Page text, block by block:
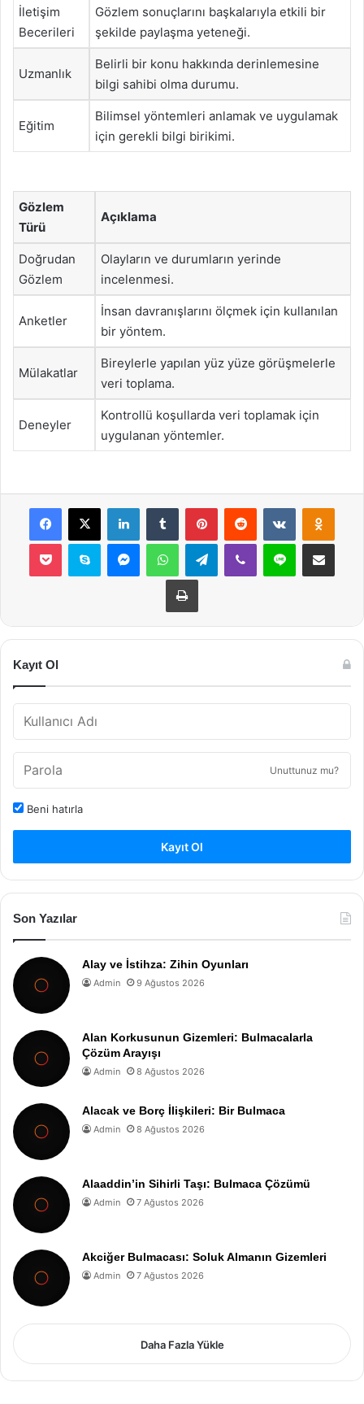
İletişim
Becerileri
Gözlem sonuçlarını başkalarıyla etkili bir
şekilde paylaşma yeteneği.
Uzmanlık
Belirli bir konu hakkında derinlemesine
bilgi sahibi olma durumu.
Eğitim
Bilimsel yöntemleri anlamak ve uygulamak
için gerekli bilgi birikimi.
Gözlem
Türü
Açıklama
Doğrudan
Gözlem
Olayların ve durumların yerinde
incelenmesi.
Anketler
İnsan davranışlarını ölçmek için kullanılan
bir yöntem.
Mülakatlar
Bireylerle yapılan yüz yüze görüşmelerle
veri toplama.
Deneyler
Kontrollü koşullarda veri toplamak için
uygulanan yöntemler.
Facebook
X LinkedInTumblr PinterestReddit VKontakte
Pocket Skype MessengerWhatsAppTelegramViber Line E-Posta ile
Yazdır
Kayıt Ol
Unuttunuz mu?
Beni hatırla
Kayıt Ol
Son Yazılar
Alay ve İstihza: Zihin Oyunları
Admin 9 Ağustos 2026
Alan Korkusunun Gizemleri: Bulmacalarla
Çözüm Arayışı
Admin 8 Ağustos 2026
Alacak ve Borç İlişkileri: Bir Bulmaca
Admin 8 Ağustos 2026
Alaaddin’in Sihirli Taşı: Bulmaca Çözümü
Admin 7 Ağustos 2026
Akciğer Bulmacası: Soluk Almanın Gizemleri
Admin 7 Ağustos 2026
Daha Fazla Yükle